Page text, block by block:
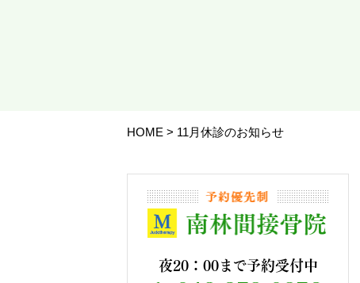
HOME > 11月休診のお知らせ
夜20：00まで予約受付中